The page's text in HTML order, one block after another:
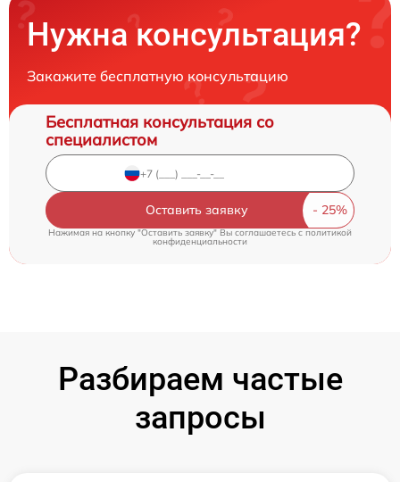
Нужна консультация?
Закажите бесплатную консультацию
Бесплатная консультация со
специалистом
Оставить заявку
Нажимая на кнопку "Оставить заявку" Вы соглашаетесь cполитикой
конфиденциальности
Разбираем частые
запросы